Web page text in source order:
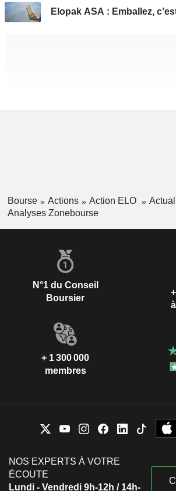
Elopak ASA : Emballez,
Bourse Actions Action ELO
Analyses Zonebourse
N°1 du Conseil
Boursier
+ 1 300 000
membres
NOS EXPERTS À VOTRE
ÉCOUTE
Lundi - Vendredi 9h-12h / 14h-